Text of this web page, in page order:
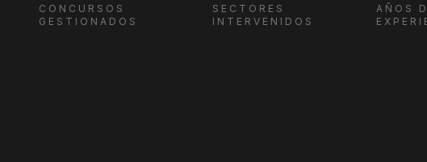
CONCURSOS
GESTIONADOS
SECTORES
INTERVENIDOS
AÑOS